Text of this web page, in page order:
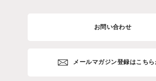
お問い合わせ
メールマガジン登録はこちら